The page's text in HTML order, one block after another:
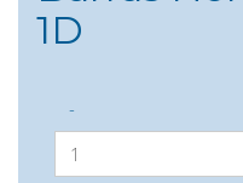
1D
-